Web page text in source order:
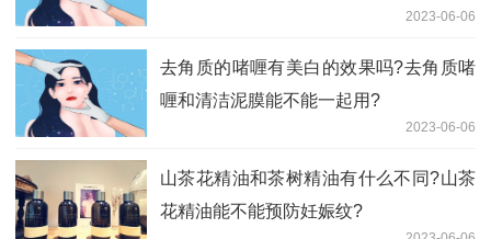
2023-06-06
去角质的啫喱有美白的效果吗?去角质啫
喱和清洁泥膜能不能一起用?
2023-06-06
山茶花精油和茶树精油有什么不同?山茶
花精油能不能预防妊娠纹?